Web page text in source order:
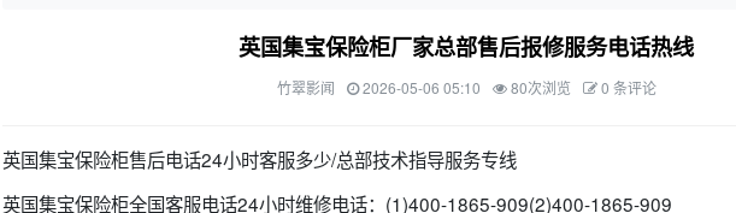
英国集宝保险柜厂家总部售后报修服务电话热线
竹翠影闻 2026-05-06 05:10 80次浏览 0 条评论
英国集宝保险柜售后电话24小时客服多少/总部技术指导服务专线
英国集宝保险柜全国客服电话24小时维修电话：(1)400-1865-909(2)400-1865-909